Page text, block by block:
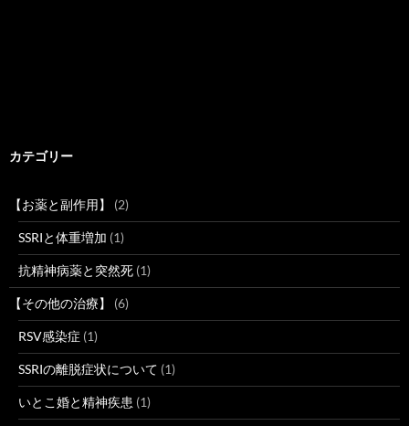
カテゴリー
【お薬と副作用】 (2)
SSRIと体重増加 (1)
抗精神病薬と突然死 (1)
【その他の治療】 (6)
RSV感染症 (1)
SSRIの離脱症状について (1)
いとこ婚と精神疾患 (1)